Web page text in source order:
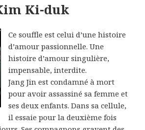
Ki-duk
Ce souffle est celui d’une histoire
d’amour passionnelle. Une
histoire d’amour singulière,
impensable, interdite.
Jang Jin est condamné à mort
pour avoir assassiné sa femme et
ses deux enfants. Dans sa cellule,
il essaie pour la deuxième fois